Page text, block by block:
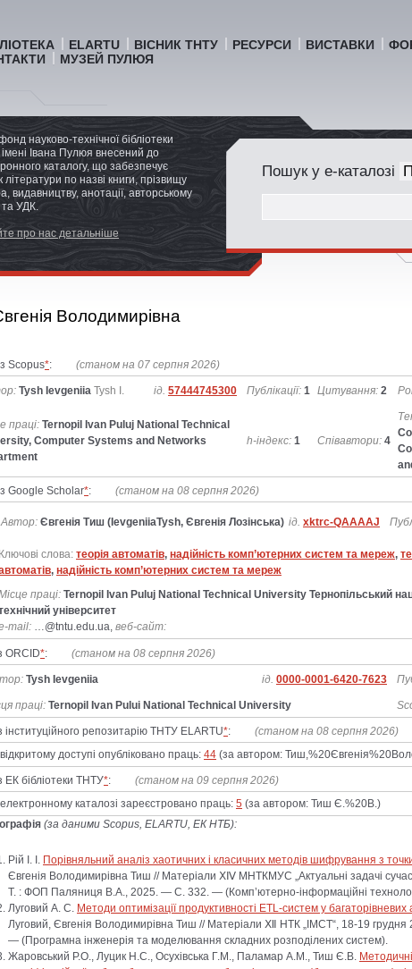
ELARTU ВІСНИК ТНТУ РЕСУРСИ ВИСТАВКИ
МУЗЕЙ ПУЛЮЯ
науково-технічної бібліотеки
Івана Пулюя внесений до
каталогу, що забезпечує
літератури по назві книги, прізвищу
видавництву, анотації, авторському
та УДК.
про нас детальніше
Пошук у е-каталозі
Володимирівна
Scopus*: (станом на 07 серпня 2026)
Tysh Ievgeniia Tysh I. ід. 57444745300 Публікації: 1 Цитування: 2
праці: Ternopil Ivan Puluj National Technical
Computer Systems and Networks
h-індекс: 1 Співавтори: 4
Google Scholar*: (станом на 08 серпня 2026)
Автор: Євгенія Тиш (IevgeniiaTysh, Євгенія Лозінська) ід. xktrc-QAAAAJ
Ключові слова: теорія автоматів, надійність комп’ютерних систем та мереж,
, надійність комп’ютерних систем та мереж
праці: Ternopil Ivan Puluj National Technical University Тернопільський
університет
mail: …@tntu.edu.ua, веб-сайт:
ORCID*: (станом на 08 серпня 2026)
Tysh Ievgeniia ід. 0000-0001-6420-7623
праці: Ternopil Ivan Pului National Technical University
інституційного репозитарію ТНТУ ELARTU*: (станом на 08 серпня 2026)
доступі опубліковано праць: 44 (за автором:
ЕК бібліотеки ТНТУ*: (станом на 09 серпня 2026)
каталозі зареєстровано праць: 5 (за автором: Тиш Є.%20В.)
(за даними Scopus, ELARTU, ЕК НТБ):
Рій І. І. Порівняльний аналіз хаотичних і класичних методів шифрування з
Євгенія Володимирівна Тиш // Матеріали ⅩⅣ МНТКМУС „Актуальні задачі
Т. : ФОП Паляниця В.А., 2025. — С. 332. — (Комп’ютерно-інформаційні
Луговий А. С. Методи оптимізації продуктивності ETL-систем у
Луговий, Євгенія Володимирівна Тиш // Матеріали Ⅻ НТК „ІМСТ“, 18-19
— (Програмна інженерія та моделювання складних розподілених систем).
Жаровський Р.О., Луцик Н.С., Осухівська Г.М., Паламар А.М., Тиш Є.В.